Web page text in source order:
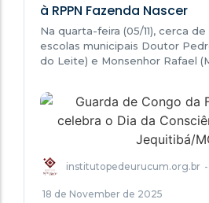
à RPPN Fazenda Nascer
Na quarta-feira (05/11), cerca
escolas municipais Doutor
do Leite) e Monsenhor Rafael
institutopedeurucum.org.br -
18 de November de 2025